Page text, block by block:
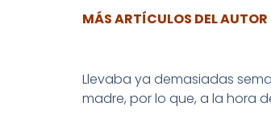
MÁS ARTÍCULOS DEL AUTOR
Llevaba ya demasiadas
madre, por lo que, a la hora